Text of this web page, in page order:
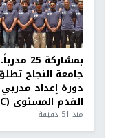
بمشاركة 25
جامعة النجاح
دورة إعداد
القدم المستوى (C)
منذ 51 دقيقة